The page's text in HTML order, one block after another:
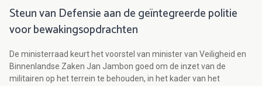
Steun van Defensie aan de geïntegreerde politie
voor bewakingsopdrachten
De ministerraad keurt het voorstel van minister van Veiligheid en
Binnenlandse Zaken Jan Jambon goed om de inzet van de
militairen op het terrein te behouden, in het kader van het